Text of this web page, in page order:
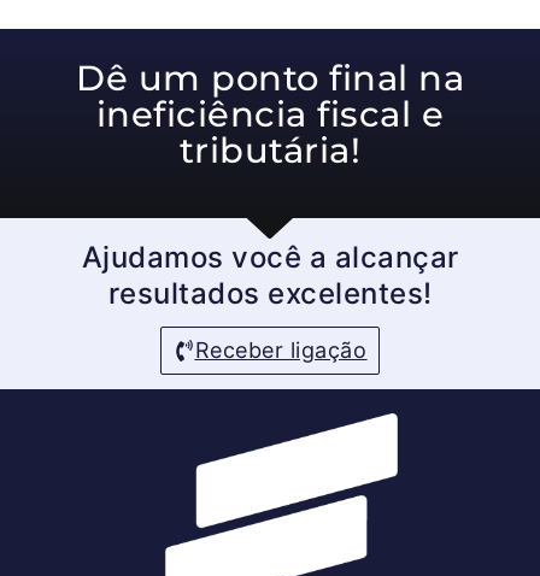
Dê um ponto final na
ineficiência fiscal e
tributária!
Ajudamos você a alcançar
resultados excelentes!
Receber ligação